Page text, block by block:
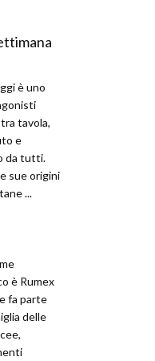
è uno
tavola,
e
da tutti.
sue origini
...
è Rumex
fa parte
delle